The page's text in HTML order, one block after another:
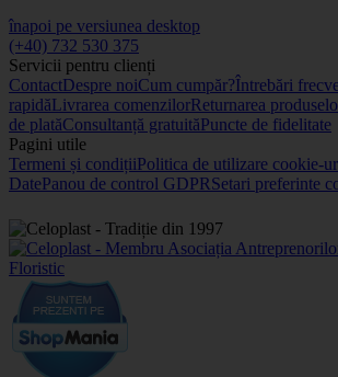
înapoi pe versiunea desktop
(+40) 732 530 375
Servicii pentru clienți
ContactDespre noiCum cumpăr?Întrebări
rapidăLivrarea comenzilorReturnarea
de platăConsultanță gratuităPuncte de fidelitate
Pagini utile
Termeni și condițiiPolitica de utilizare cookie-
DatePanou de control GDPRSetari preferinte